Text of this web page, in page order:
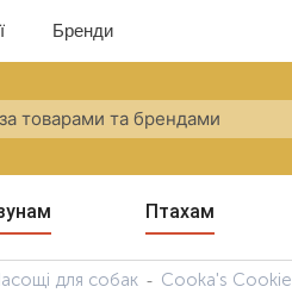
Бренди
Птахам
для собак Cooka's